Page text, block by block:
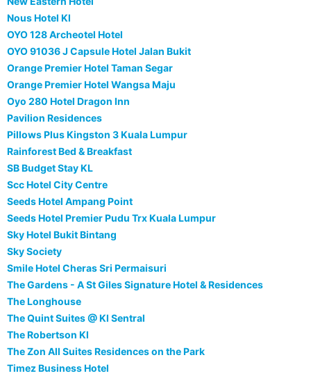
Nous Hotel Kl
OYO 128 Archeotel Hotel
OYO 91036 J Capsule Hotel Jalan Bukit
Orange Premier Hotel Taman Segar
Orange Premier Hotel Wangsa Maju
Oyo 280 Hotel Dragon Inn
Pavilion Residences
Pillows Plus Kingston 3 Kuala Lumpur
Rainforest Bed & Breakfast
SB Budget Stay KL
Scc Hotel City Centre
Seeds Hotel Ampang Point
Seeds Hotel Premier Pudu Trx Kuala Lumpur
Sky Hotel Bukit Bintang
Sky Society
Smile Hotel Cheras Sri Permaisuri
The Gardens - A St Giles Signature Hotel & Residences
The Longhouse
The Quint Suites @ Kl Sentral
The Robertson Kl
The Zon All Suites Residences on the Park
Timez Business Hotel